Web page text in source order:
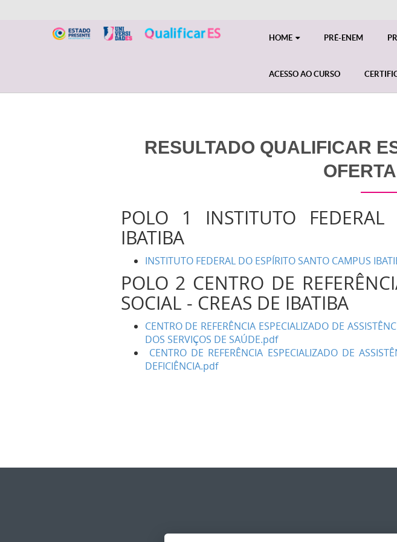
HOME PRÉ-ENEM
ACESSO AO CURSO
RESULTADO QUALIFICAR
POLO 1 INSTITUTO
IBATIBA
INSTITUTO FEDERAL DO ESPÍRITO SANTO CAMPUS
POLO 2 CENTRO DE
SOCIAL - CREAS DE IBATIBA
CENTRO DE REFERÊNCIA ESPECIALIZADO DE
DOS SERVIÇOS DE SAÚDE.pdf
CENTRO DE REFERÊNCIA ESPECIALIZADO DE
DEFICIÊNCIA.pdf